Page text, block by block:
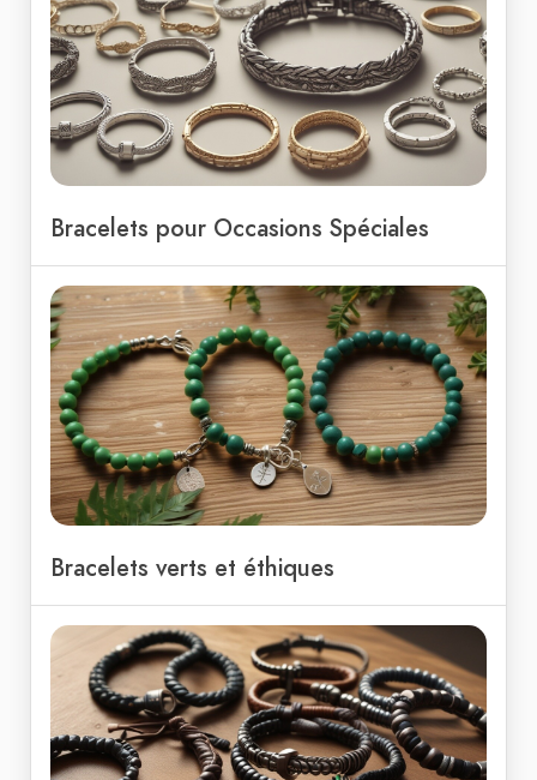
Bracelets pour Occasions Spéciales
Bracelets verts et éthiques